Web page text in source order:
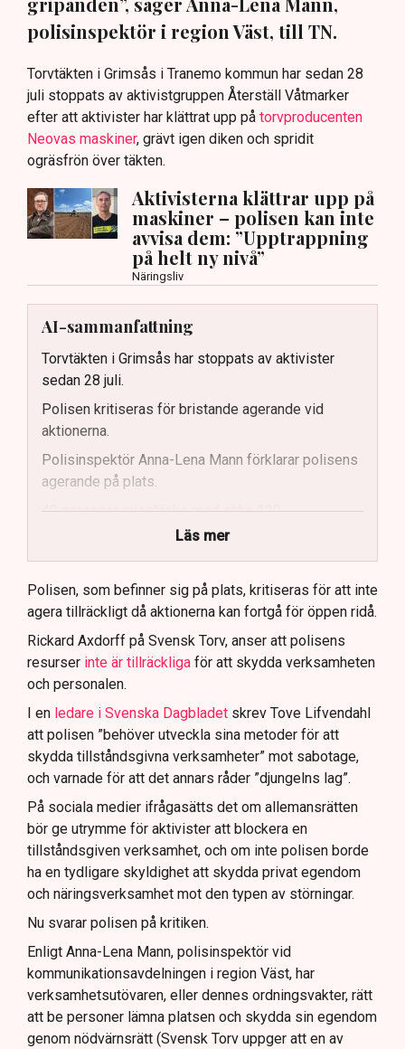
polisinspektör i region Väst, till TN.
Torvtäkten i Grimsås i Tranemo kommun har sedan 28
juli stoppats av aktivistgruppen Återställ Våtmarker
efter att aktivister har klättrat upp på torvproducenten
Neovas maskiner, grävt igen diken och spridit
ogräsfrön över täkten.
Aktivisterna klättrar upp på
maskiner – polisen kan inte
avvisa dem: ”Upptrappning
på helt ny nivå”
Näringsliv
AI-sammanfattning
Torvtäkten i Grimsås har stoppats av aktivister
sedan 28 juli.
Polisen kritiseras för bristande agerande vid
aktionerna.
Polisinspektör Anna-Lena Mann förklarar polisens
agerande på plats.
40 personer misstänks med cirka 120
brottsmisstankar kopplade.
Polisen använder drönare och uniformerad polis
för att dokumentera bevis.
Samtidigt är polisarbetet komplext när det gäller
att navigera juridiska rättigheter och gränser.
Läs mer
Polisen, som befinner sig på plats, kritiseras för att inte
agera tillräckligt då aktionerna kan fortgå för öppen ridå.
Rickard Axdorff på Svensk Torv, anser att polisens
resurser inte är tillräckliga för att skydda verksamheten
och personalen.
I en ledare i Svenska Dagbladet skrev Tove Lifvendahl
att polisen ”behöver utveckla sina metoder för att
skydda tillståndsgivna verksamheter” mot sabotage,
och varnade för att det annars råder ”djungelns lag”.
På sociala medier ifrågasätts det om allemansrätten
bör ge utrymme för aktivister att blockera en
tillståndsgiven verksamhet, och om inte polisen borde
ha en tydligare skyldighet att skydda privat egendom
och näringsverksamhet mot den typen av störningar.
Nu svarar polisen på kritiken.
Enligt Anna-Lena Mann, polisinspektör vid
kommunikationsavdelningen i region Väst, har
verksamhetsutövaren, eller dennes ordningsvakter, rätt
att be personer lämna platsen och skydda sin egendom
genom nödvärnsrätt (Svensk Torv uppger att en av